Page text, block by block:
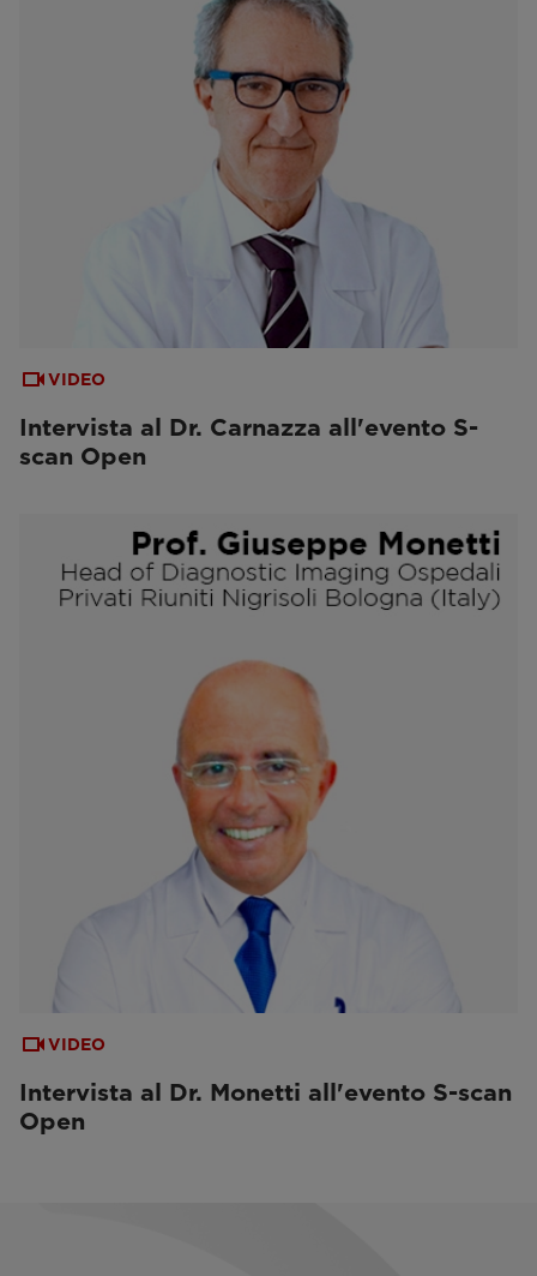
VIDEO
Intervista al Dr. Carnazza all'evento S-
scan Open
VIDEO
Intervista al Dr. Monetti all'evento S-scan
Open